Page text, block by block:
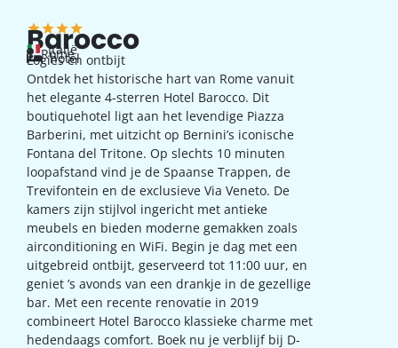
Barocco
Italië
Rome
hotel
Logies en ontbijt
Ontdek het historische hart van Rome vanuit
het elegante 4-sterren Hotel Barocco. Dit
boutiquehotel ligt aan het levendige Piazza
Barberini, met uitzicht op Bernini’s iconische
Fontana del Tritone. Op slechts 10 minuten
loopafstand vind je de Spaanse Trappen, de
Trevifontein en de exclusieve Via Veneto. De
kamers zijn stijlvol ingericht met antieke
meubels en bieden moderne gemakken zoals
airconditioning en WiFi. Begin je dag met een
uitgebreid ontbijt, geserveerd tot 11:00 uur, en
geniet ’s avonds van een drankje in de gezellige
bar. Met een recente renovatie in 2019
combineert Hotel Barocco klassieke charme met
hedendaags comfort. Boek nu je verblijf bij D-